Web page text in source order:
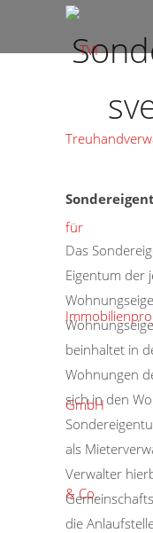
Das
Eigentum der
beinhaltet in
Wohnungen
sich in den
als
Verwalter
die